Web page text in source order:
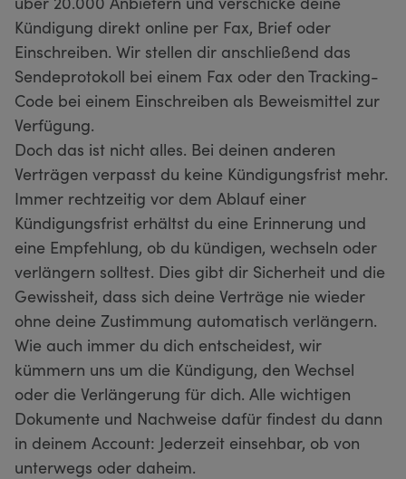
Kündigung direkt online per Fax, Brief oder
Einschreiben. Wir stellen dir anschließend das
Sendeprotokoll bei einem Fax oder den Tracking-
Code bei einem Einschreiben als Beweismittel zur
Verfügung.
Doch das ist nicht alles. Bei deinen anderen
Verträgen verpasst du keine Kündigungsfrist mehr.
Immer rechtzeitig vor dem Ablauf einer
Kündigungsfrist erhältst du eine Erinnerung und
eine Empfehlung, ob du kündigen, wechseln oder
verlängern solltest. Dies gibt dir Sicherheit und die
Gewissheit, dass sich deine Verträge nie wieder
ohne deine Zustimmung automatisch verlängern.
Wie auch immer du dich entscheidest, wir
kümmern uns um die Kündigung, den Wechsel
oder die Verlängerung für dich. Alle wichtigen
Dokumente und Nachweise dafür findest du dann
in deinem Account: Jederzeit einsehbar, ob von
unterwegs oder daheim.